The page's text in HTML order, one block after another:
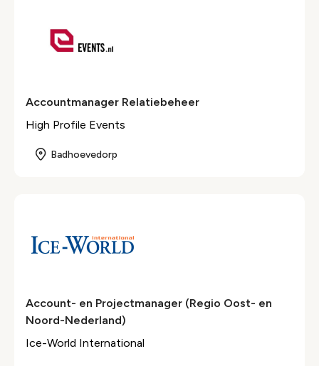
Accountmanager Relatiebeheer
High Profile Events
Badhoevedorp
Account- en Projectmanager (Regio Oost- en
Noord-Nederland)
Ice-World International